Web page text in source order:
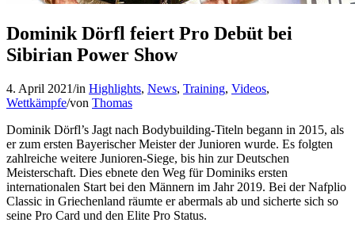
Dominik Dörfl feiert Pro Debüt bei
Sibirian Power Show
4. April 2021/in Highlights, News, Training, Videos,
Wettkämpfe/von Thomas
Dominik Dörfl’s Jagt nach Bodybuilding-Titeln begann in 2015, als
er zum ersten Bayerischer Meister der Junioren wurde. Es folgten
zahlreiche weitere Junioren-Siege, bis hin zur Deutschen
Meisterschaft. Dies ebnete den Weg für Dominiks ersten
internationalen Start bei den Männern im Jahr 2019. Bei der Nafplio
Classic in Griechenland räumte er abermals ab und sicherte sich so
seine Pro Card und den Elite Pro Status.